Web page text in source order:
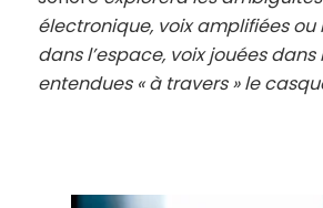
électronique, voix amplifiées ou
dans l’espace, voix jouées
entendues « à travers » le